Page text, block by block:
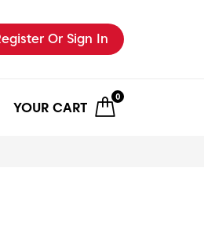
Or Sign In
0
YOUR CART